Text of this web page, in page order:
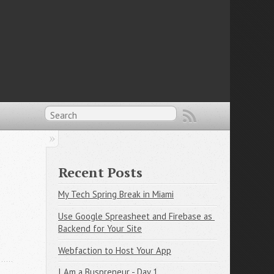
Recent Posts
My Tech Spring Break in Miami
Use Google Spreasheet and Firebase as
Backend for Your Site
Webfaction to Host Your App